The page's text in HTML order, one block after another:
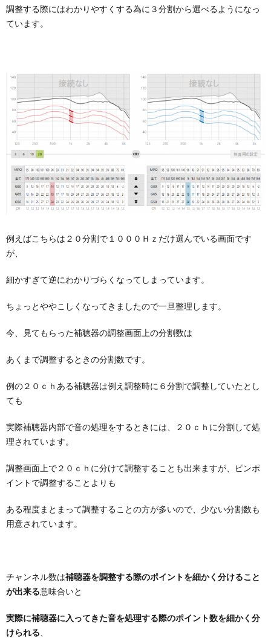
調整する際にはわかりやすくする為に３分割から選べるようになっ
ています。
例えばこちらは２０分割で１０００Ｈｚだけ選んでいる画面です
が、
細かすぎて逆にわかりづらくなってしまっています。
ちょっとややこしくなってきましたので一旦整理します。
今、見てもらった補聴器の調整画面上の分割数は
あくまで調整するときの分割数です。
例の２０ｃｈある補聴器は例え調整時に６分割で調整していたとし
ても
実際補聴器内部で音の処理をするときには、２０ｃｈに分割して処
理されています。
調整画面上で２０ｃｈに分けて調整することも出来ますが、ピンポ
イントで調整することよりも
ある程度まとまって調整することの方が多いので、少ない分割数も
用意されています。
チャンネル数は補聴器を調整する際のポイントを細かく分けること
が出来る意味合いと
実際に補聴器に入ってきた音を処理する際のポイント数を細かく分
けられる